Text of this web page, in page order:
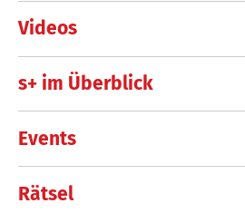
Videos
s+ im Überblick
Events
Rätsel